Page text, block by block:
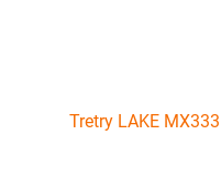
Tretry LAKE